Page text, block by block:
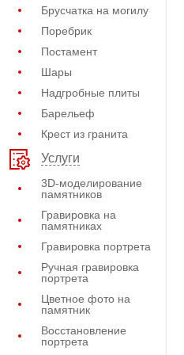
Брусчатка на могилу
Поребрик
Постамент
Шары
Надгробные плиты
Барельеф
Крест из гранита
Услуги
3D-моделирование
памятников
Гравировка на
памятниках
Гравировка портрета
Ручная гравировка
портрета
Цветное фото на
памятник
Восстановление
портрета